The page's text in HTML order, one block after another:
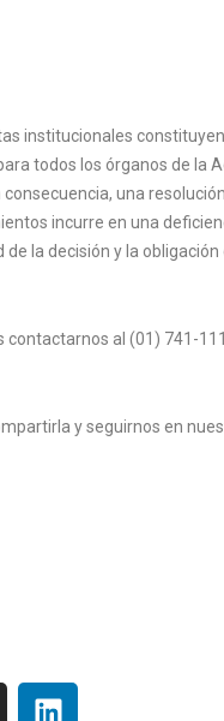
institucionales
todos los órganos de la
una
incurre en una
la decisión y la
al (01) 741-
y seguirnos en